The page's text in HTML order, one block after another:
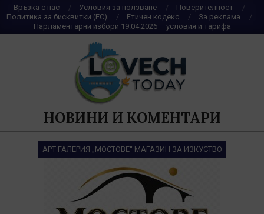
Skip
to
content
Връзка с нас Условия за ползване
Поверителност
Политика за бисквитки (ЕС)
Етичен кодекс
За реклама
Парламентарни избори 19.04.2026 – условия и тарифа
НОВИНИ И КОМЕНТАРИ
АРТ ГАЛЕРИЯ „МОСТОВЕ“ МАГАЗИН ЗА ИЗКУСТВО